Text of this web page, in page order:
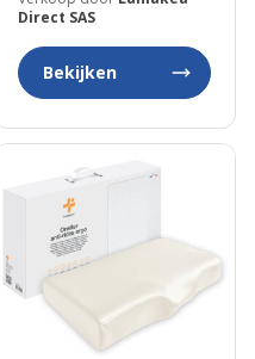
Direct SAS
Bekijken